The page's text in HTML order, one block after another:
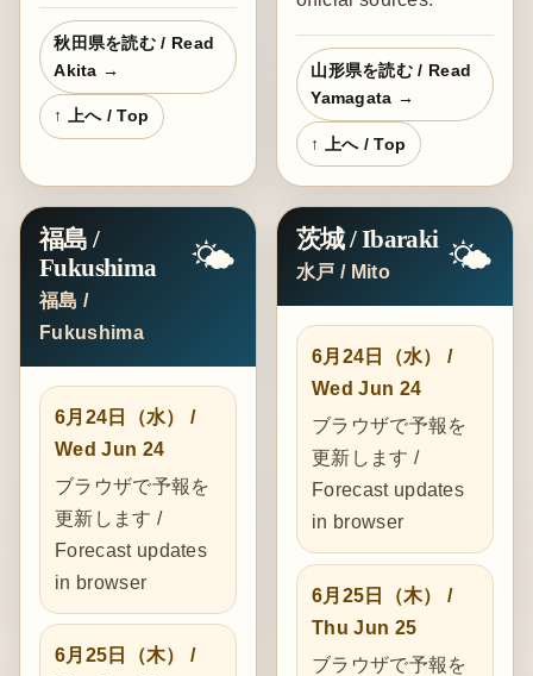
秋田県を読む / Read
Akita →
↑ 上へ / Top
山形県を読む / Read
Yamagata →
↑ 上へ / Top
福島 /
Fukushima
福島 /
Fukushima
🌤️
6月24日（水） /
Wed Jun 24
ブラウザで予報を
更新します /
Forecast updates
in browser
6月25日（木） /
茨城 / Ibaraki
水戸 / Mito 🌤️
6月24日（水） /
Wed Jun 24
ブラウザで予報を
更新します /
Forecast updates
in browser
6月25日（木） /
Thu Jun 25
ブラウザで予報を